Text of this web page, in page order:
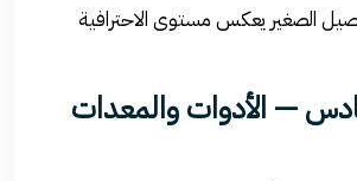
الصغير يعكس مستوى الاحترافية
— الأدوات والمعدات